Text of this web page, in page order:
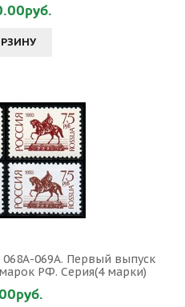
068А-069А. Первый выпуск
РФ. Серия(4 марки)